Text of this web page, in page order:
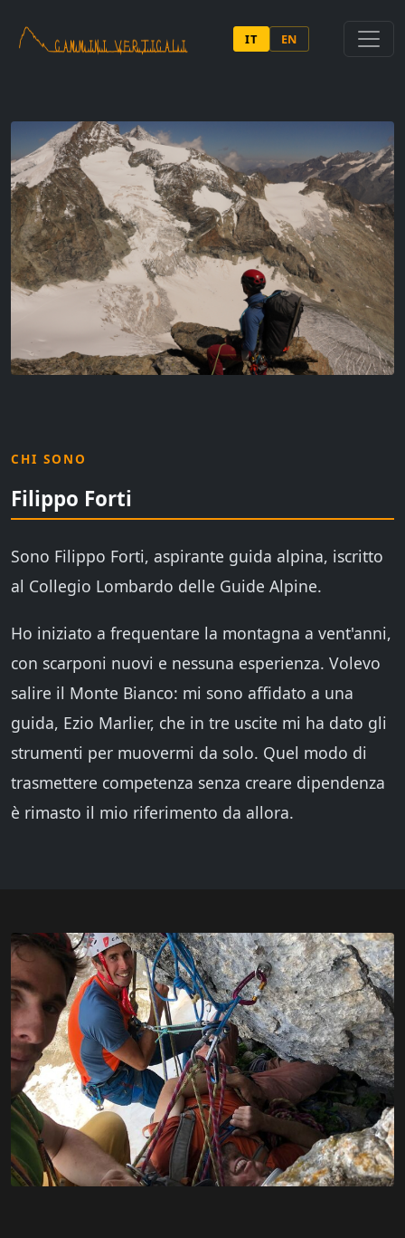
IT EN
CHI SONO
Filippo Forti
Sono Filippo Forti, aspirante guida alpina, iscritto
al Collegio Lombardo delle Guide Alpine.
Ho iniziato a frequentare la montagna a vent'anni,
con scarponi nuovi e nessuna esperienza. Volevo
salire il Monte Bianco: mi sono affidato a una
guida, Ezio Marlier, che in tre uscite mi ha dato gli
strumenti per muovermi da solo. Quel modo di
trasmettere competenza senza creare dipendenza
è rimasto il mio riferimento da allora.